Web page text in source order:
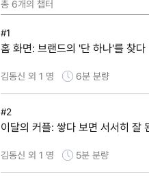
총 6개의 챕터
#1
홈 화면: 브랜드의 '단 하나'를 찾다
김동신 외 1 명 6분 분량
#2
이달의 커플: 쌓다 보면 서서히 잘
김동신 외 1 명 5분 분량